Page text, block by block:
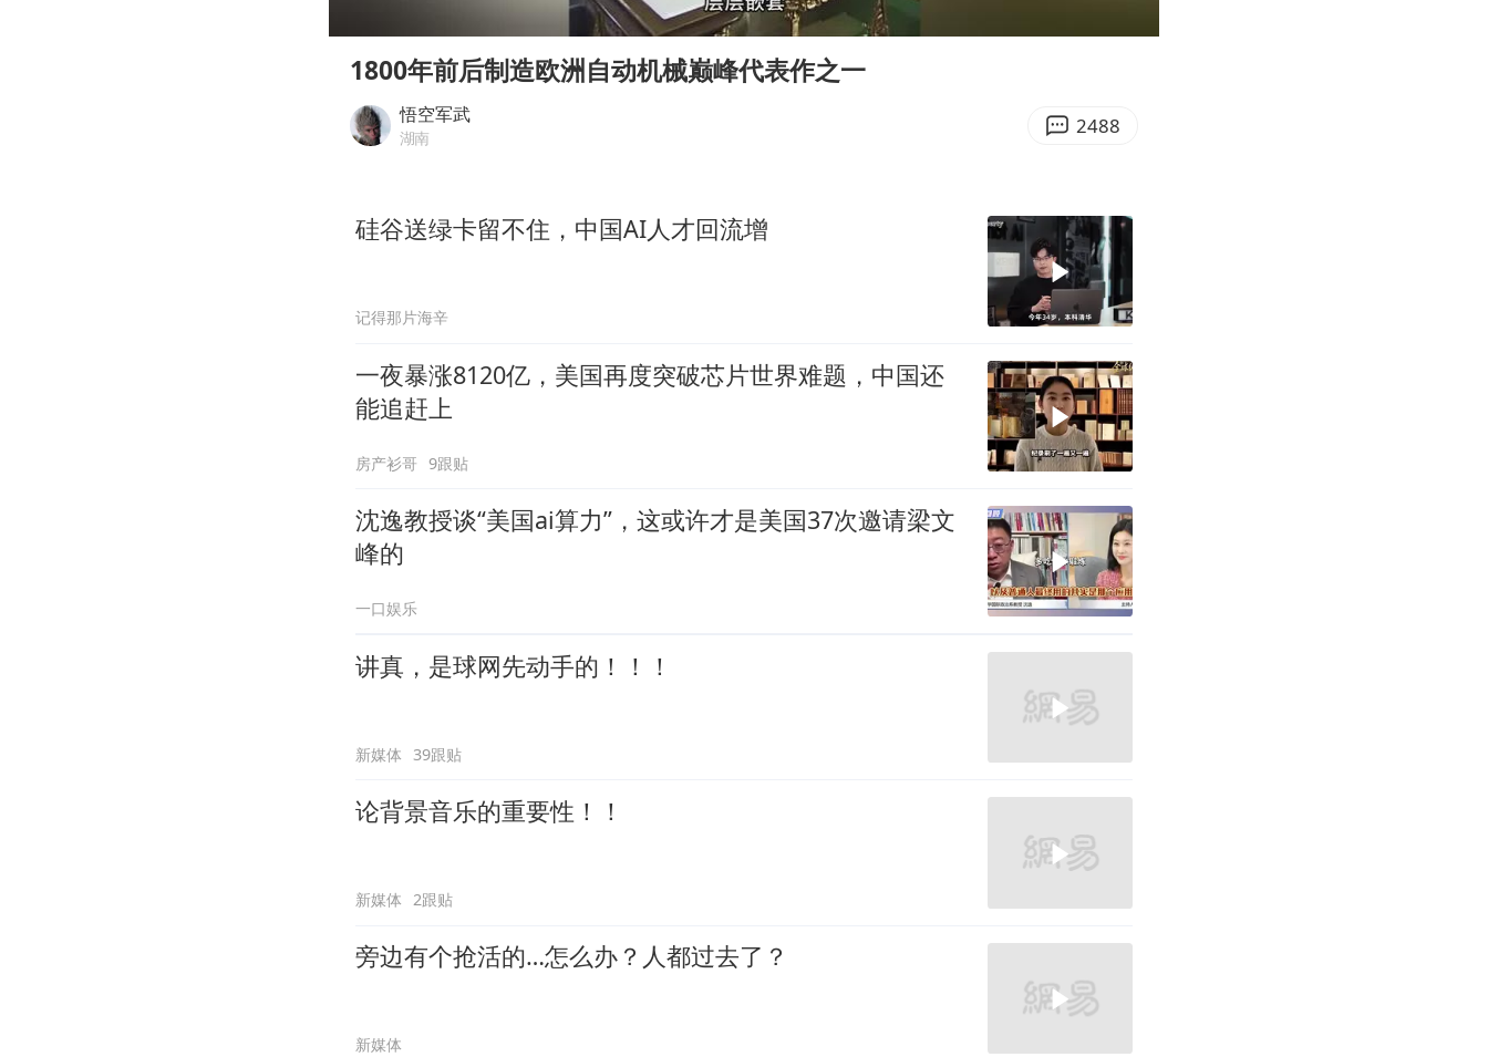
店主称换“青海拉面”招牌后生意更好
多所高校取消艺考
万岁山接盘烂尾恒大文旅城
1800年前后制造欧洲自动机械巅峰代表作之一
悟空军武
湖南 2488
硅谷送绿卡留不住，中国AI人才回流增
记得那片海辛
一夜暴涨8120亿，美国再度突破芯片世界难题，中国还
能追赶上
房产衫哥 9跟贴
沈逸教授谈“美国ai算力”，这或许才是美国37次邀请梁文
峰的
一口娱乐
讲真，是球网先动手的！！！
新媒体 39跟贴
论背景音乐的重要性！！
新媒体 2跟贴
旁边有个抢活的…怎么办？人都过去了？
新媒体